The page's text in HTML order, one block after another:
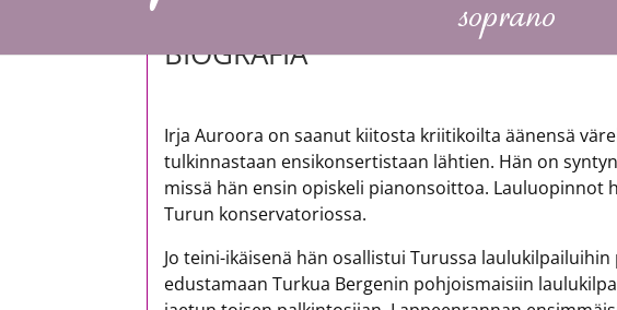
BIOGRAFIA
Irja Auroora on saanut kiitosta kriitikoilta äänensä
tulkinnastaan ensikonsertistaan lähtien. Hän on
missä hän ensin opiskeli pianonsoittoa. Lauluopinnot
Turun konservatoriossa.
Jo teini-ikäisenä hän osallistui Turussa
edustamaan Turkua Bergenin pohjoismaisiin